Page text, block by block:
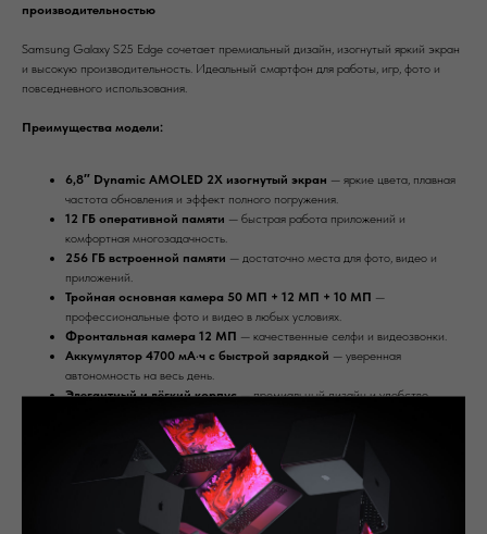
производительностью
Samsung Galaxy S25 Edge сочетает премиальный дизайн, изогнутый яркий экран
и высокую производительность. Идеальный смартфон для работы, игр, фото и
повседневного использования.
Преимущества модели:
6,8″ Dynamic AMOLED 2X изогнутый экран — яркие цвета, плавная
частота обновления и эффект полного погружения.
12 ГБ оперативной памяти — быстрая работа приложений и
комфортная многозадачность.
256 ГБ встроенной памяти — достаточно места для фото, видео и
приложений.
Тройная основная камера 50 МП + 12 МП + 10 МП —
профессиональные фото и видео в любых условиях.
Фронтальная камера 12 МП — качественные селфи и видеозвонки.
Аккумулятор 4700 мА·ч с быстрой зарядкой — уверенная
автономность на весь день.
Элегантный и лёгкий корпус— премиальный дизайн и удобство
Современные функции безопасности
экраном, защита данных.
* Обратите внимание: из-за региональных ограничений некоторые функции,
программы данного устройства могут быть недоступны в России. Пожалуйста,